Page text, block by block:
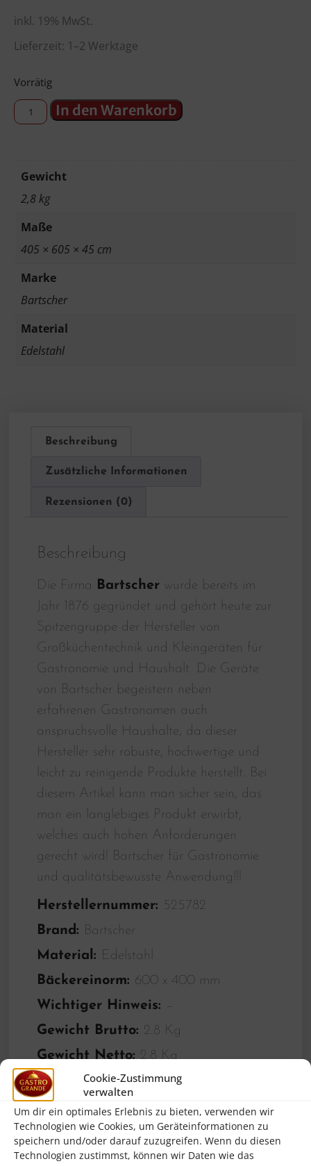
Cookie-Zustimmung
verwalten
Um dir ein optimales Erlebnis zu bieten, verwenden wir
Technologien wie Cookies, um Geräteinformationen zu
speichern und/oder darauf zuzugreifen. Wenn du diesen
Technologien zustimmst, können wir Daten wie das
inkl. 19% MwSt.
Lieferzeit: 1–2 Werktage
Vorrätig
In den Warenkorb
Gewicht
2,8 kg
Maße
405 × 605 × 45 cm
Marke
Bartscher
Material
Edelstahl
Beschreibung
Zusätzliche Informationen
Rezensionen (0)
Beschreibung
Die Firma Bartscher wurde bereits im
Jahr 1876 gegründet und gehört heute zur
Spitzengruppe der Hersteller von
Großküchentechnik und Kleingeräten für
Gastronomie und Haushalt. Die Geräte
von Bartscher begeistern neben
erfahrenen Gastronomen auch
anspruchsvolle Haushalte, da dieser
Hersteller sehr robuste, hochwertige und
leicht zu reinigende Produkte herstellt. Bei
diesem Artikel kann man sicher sein, das
man ein langlebiges Produkt erwirbt,
welches auch hohen Anforderungen
gerecht wird! Bartscher für Gastronomie
und qualitätsbewusste Anwendung!!!
Herstellernummer: 525782
Brand: Bartscher
Material: Edelstahl
Bäckereinorm: 600 x 400 mm
Wichtiger Hinweis: –
Gewicht Brutto: 2.8 Kg
Gewicht Netto:2.8 Kg
Höhe:
45.0 mm
Breite: 605.0 mm
Länge/Tiefe:405.0 mm
Volume:0.011 m3